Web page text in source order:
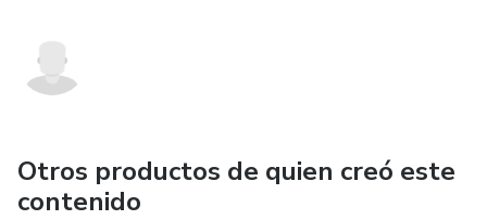
Otros productos de quien creó este
contenido